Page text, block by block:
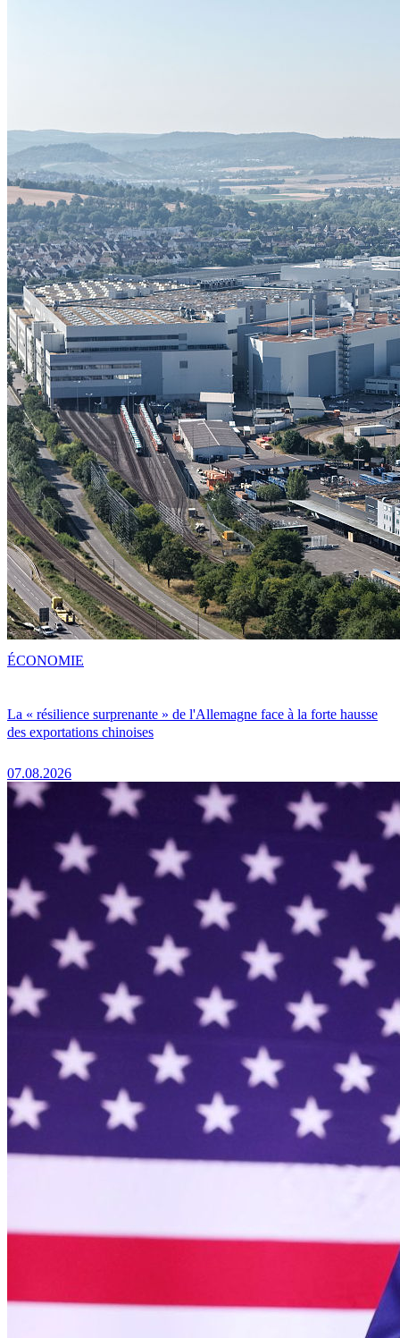
La « résilience surprenante » de l'Allemagne face à la forte hausse
des exportations chinoises
07.08.2026
ÉCONOMIE